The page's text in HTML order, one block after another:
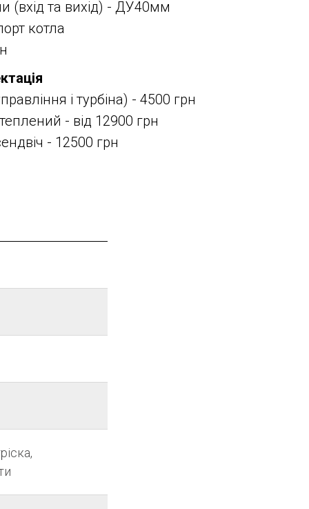
(вхід та вихід) - ДУ40мм
котла
і турбіна) - 4500 грн
- від 12900 грн
- 12500 грн